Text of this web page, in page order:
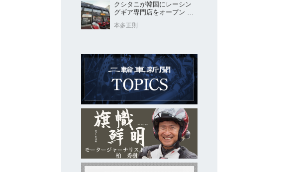
クシタニが韓国にレーシン
グギア専門店をオープン 今
に展開
本多正則